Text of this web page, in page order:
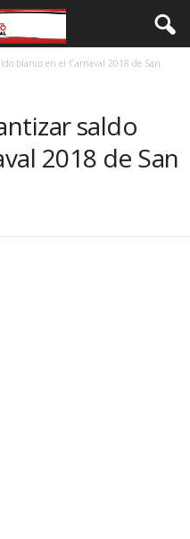
blanco en el Carnaval 2018 de San
saldo
2018 de San